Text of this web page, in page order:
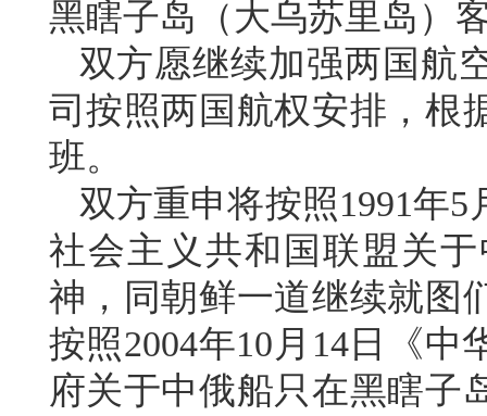
黑瞎子岛（大乌苏里岛）
双方愿继续加强两国航
司按照两国航权安排，根
班。
双方重申将按照1991年
社会主义共和国联盟关
神，同朝鲜一道继续就图
按照2004年10月14日《
府关于中俄船只在黑瞎子